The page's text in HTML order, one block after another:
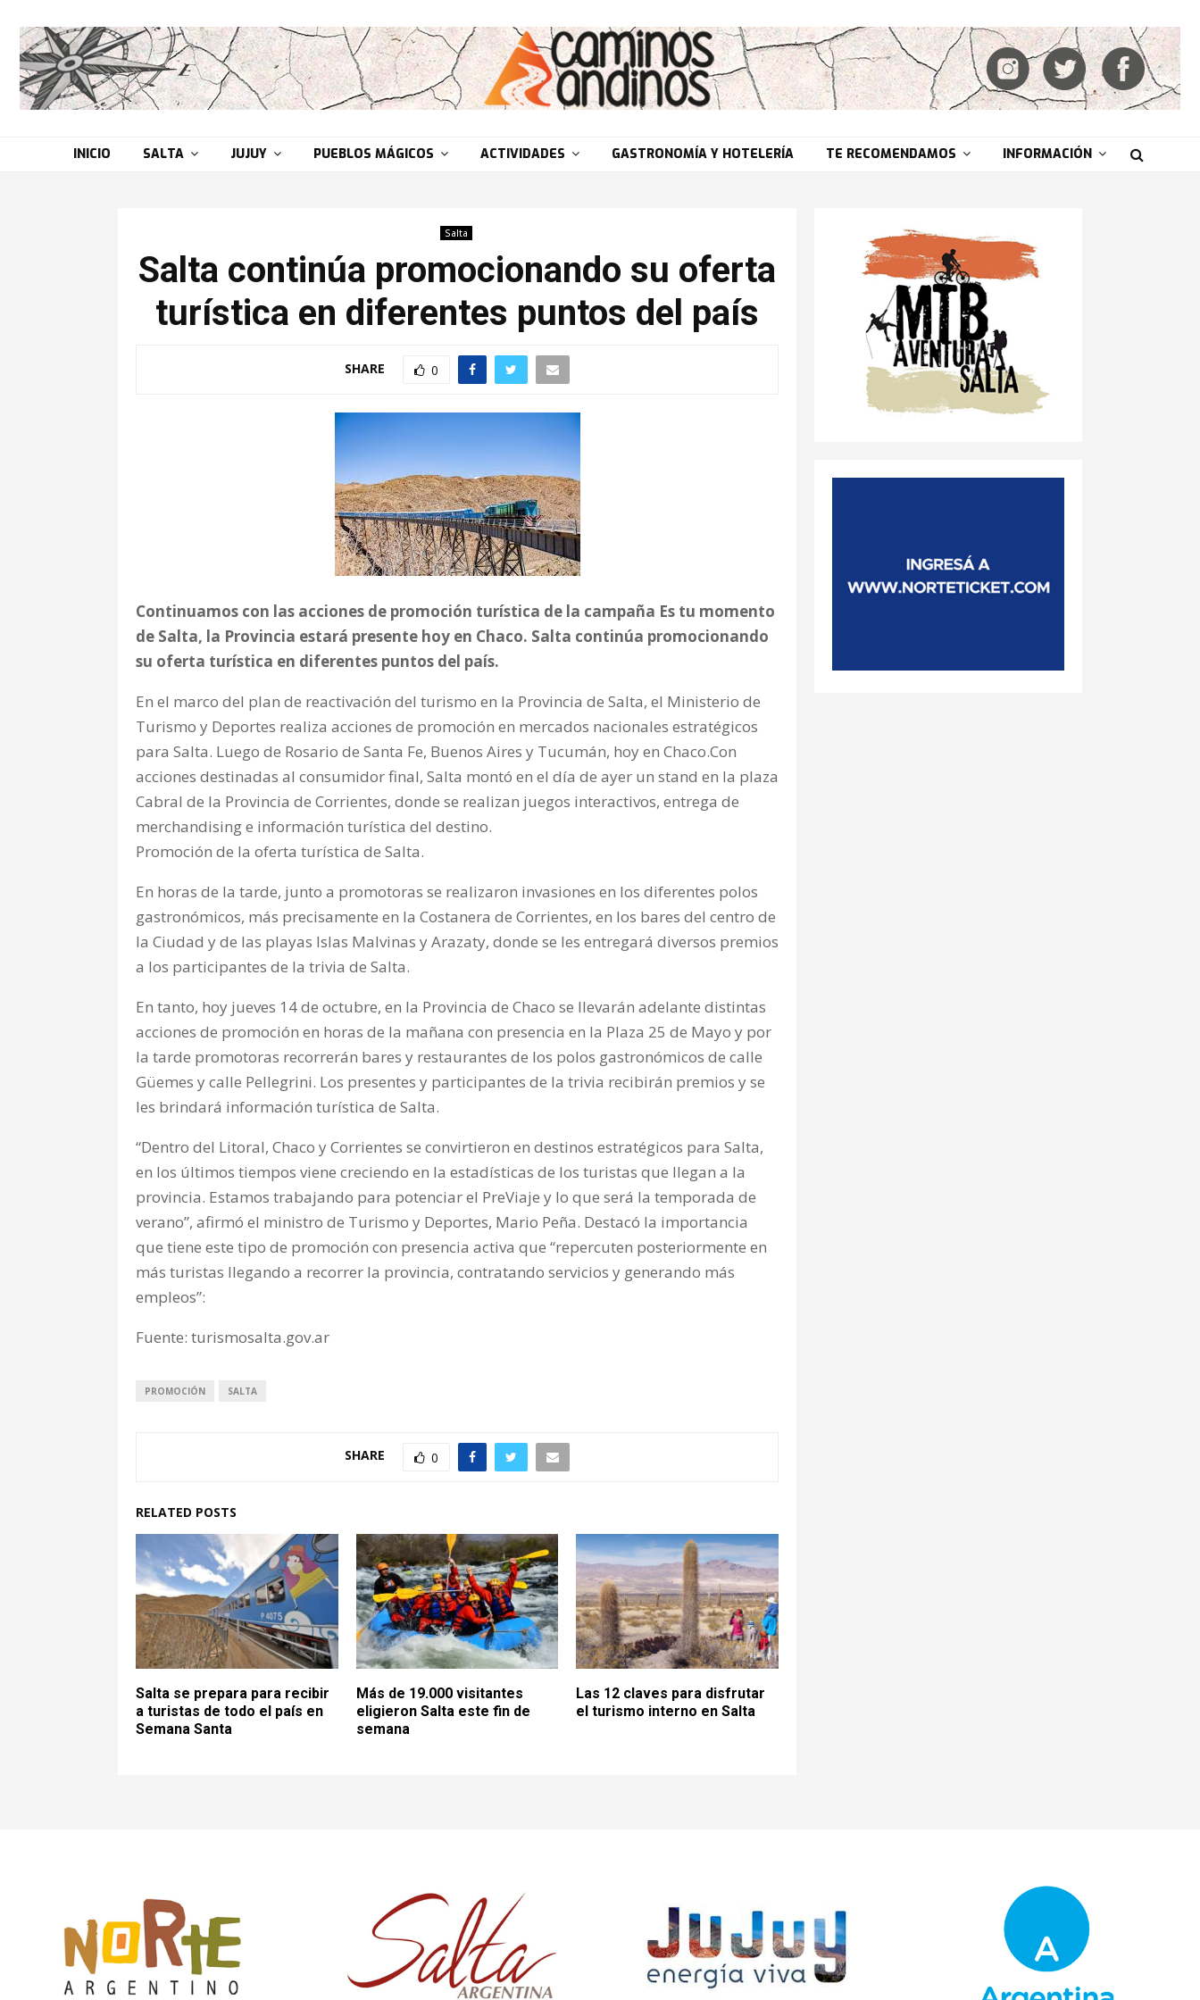
INICIO SALTA JUJUY PUEBLOS MÁGICOS ACTIVIDADES GASTRONOMÍA Y HOTELERÍA TE RECOMENDAMOS INFORMACIÓN
Salta
Salta continúa promocionando su oferta
turística en diferentes puntos del país
SHARE 0
Continuamos con las acciones de promoción turística de la campaña Es tu momento
de Salta, la Provincia estará presente hoy en Chaco. Salta continúa promocionando
su oferta turística en diferentes puntos del país.
En el marco del plan de reactivación del turismo en la Provincia de Salta, el Ministerio de
Turismo y Deportes realiza acciones de promoción en mercados nacionales estratégicos
para Salta. Luego de Rosario de Santa Fe, Buenos Aires y Tucumán, hoy en Chaco.Con
acciones destinadas al consumidor final, Salta montó en el día de ayer un stand en la plaza
Cabral de la Provincia de Corrientes, donde se realizan juegos interactivos, entrega de
merchandising e información turística del destino.
Promoción de la oferta turística de Salta.
En horas de la tarde, junto a promotoras se realizaron invasiones en los diferentes polos
gastronómicos, más precisamente en la Costanera de Corrientes, en los bares del centro de
la Ciudad y de las playas Islas Malvinas y Arazaty, donde se les entregará diversos premios
a los participantes de la trivia de Salta.
En tanto, hoy jueves 14 de octubre, en la Provincia de Chaco se llevarán adelante distintas
acciones de promoción en horas de la mañana con presencia en la Plaza 25 de Mayo y por
la tarde promotoras recorrerán bares y restaurantes de los polos gastronómicos de calle
Güemes y calle Pellegrini. Los presentes y participantes de la trivia recibirán premios y se
les brindará información turística de Salta.
“Dentro del Litoral, Chaco y Corrientes se convirtieron en destinos estratégicos para Salta,
en los últimos tiempos viene creciendo en la estadísticas de los turistas que llegan a la
provincia. Estamos trabajando para potenciar el PreViaje y lo que será la temporada de
verano”, afirmó el ministro de Turismo y Deportes, Mario Peña. Destacó la importancia
que tiene este tipo de promoción con presencia activa que “repercuten posteriormente en
más turistas llegando a recorrer la provincia, contratando servicios y generando más
empleos”:
Fuente: turismosalta.gov.ar
PROMOCIÓN SALTA
SHARE 0
RELATED POSTS
Salta se prepara para recibir
a turistas de todo el país en
Semana Santa
Más de 19.000 visitantes
eligieron Salta este fin de
semana
Las 12 claves para disfrutar
el turismo interno en Salta